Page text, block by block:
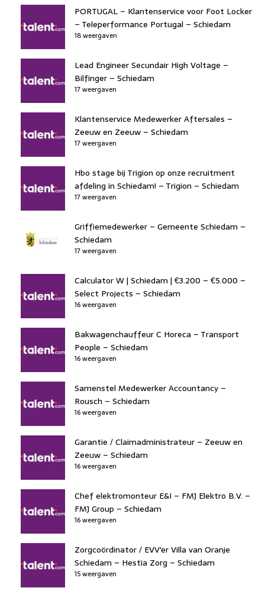
PORTUGAL – Klantenservice voor Foot Locker
– Teleperformance Portugal – Schiedam
18 weergaven
Lead Engineer Secundair High Voltage –
Bilfinger – Schiedam
17 weergaven
Klantenservice Medewerker Aftersales –
Zeeuw en Zeeuw – Schiedam
17 weergaven
Hbo stage bij Trigion op onze recruitment
afdeling in Schiedam! – Trigion – Schiedam
17 weergaven
Griffiemedewerker – Gemeente Schiedam –
Schiedam
17 weergaven
Calculator W | Schiedam | €3.200 – €5.000 –
Select Projects – Schiedam
16 weergaven
Bakwagenchauffeur C Horeca – Transport
People – Schiedam
16 weergaven
Samenstel Medewerker Accountancy –
Rousch – Schiedam
16 weergaven
Garantie / Claimadministrateur – Zeeuw en
Zeeuw – Schiedam
16 weergaven
Chef elektromonteur E&I – FMJ Elektro B.V. –
FMJ Group – Schiedam
16 weergaven
Zorgcoördinator / EVV'er Villa van Oranje
Schiedam – Hestia Zorg – Schiedam
15 weergaven